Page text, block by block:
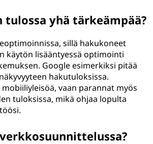
yhä tärkeämpää?
sillä hakukoneet
käytön lisääntyessä optimointi
Google esimerkiksi pitää
hakutuloksissa.
vaan parannat myös
tuloksissa, mikä ohjaa lopulta